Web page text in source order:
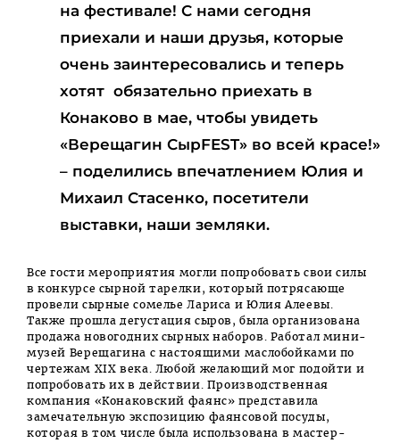
на фестивале! С нами сегодня
приехали и наши друзья, которые
очень заинтересовались и теперь
хотят обязательно приехать в
Конаково в мае, чтобы увидеть
«Верещагин СырFEST» во всей красе!»
– поделились впечатлением Юлия и
Михаил Стасенко, посетители
выставки, наши земляки.
Все гости мероприятия могли попробовать свои силы
в конкурсе сырной тарелки, который потрясающе
провели сырные сомелье Лариса и Юлия Алеевы.
Также прошла дегустация сыров, была организована
продажа новогодних сырных наборов. Работал мини-
музей Верещагина с настоящими маслобойками по
чертежам XIX века. Любой желающий мог подойти и
попробовать их в действии. Производственная
компания «Конаковский фаянс» представила
замечательную экспозицию фаянсовой посуды,
которая в том числе была использована в мастер-